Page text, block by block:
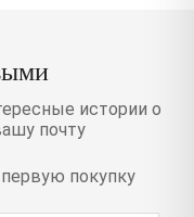
истории о
почту
покупку